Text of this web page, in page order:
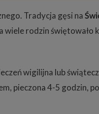
Tradycja gęsi na
wiele rodzin
wigilijna lub
pieczona 4-5 godzin,